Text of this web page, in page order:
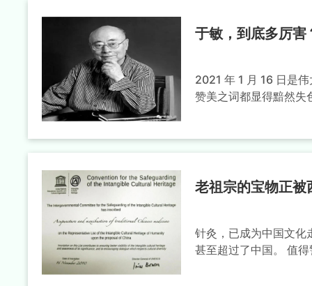
于敏，到底多厉
2021 年 1 月 16 日是
赞美之词都显得黯然失
老祖宗的宝物正被
针灸，已成为中国文化
甚至超过了中国。 值